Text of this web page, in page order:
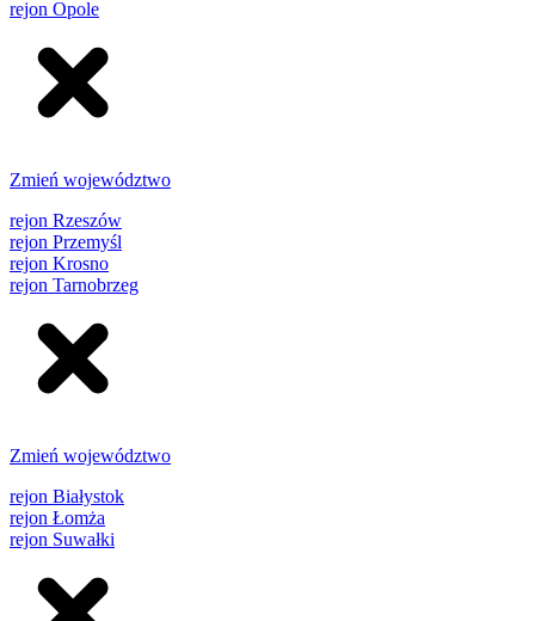
rejon Opole
Zmień województwo
rejon Rzeszów
rejon Przemyśl
rejon Krosno
rejon Tarnobrzeg
Zmień województwo
rejon Białystok
rejon Łomża
rejon Suwałki